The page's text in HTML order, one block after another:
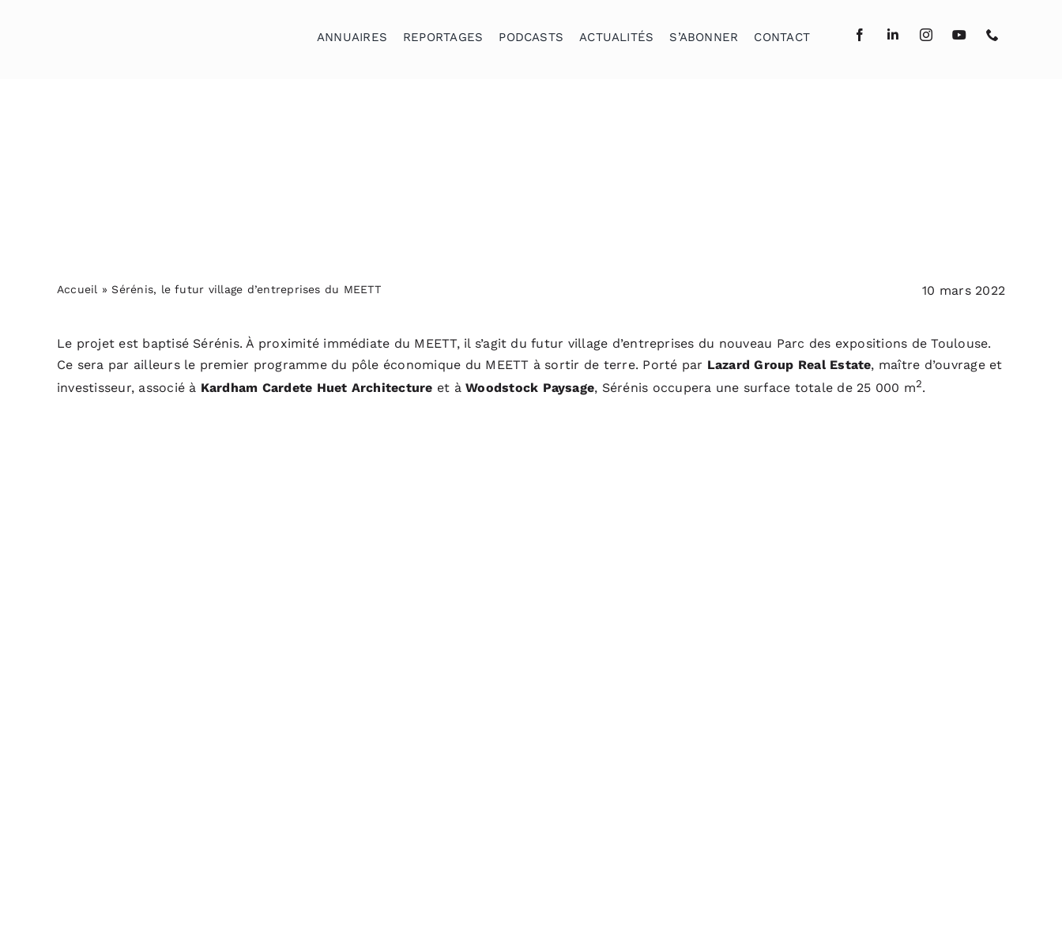
ANNUAIRES REPORTAGES PODCASTS ACTUALITÉS S’ABONNER CONTACT
Accueil »Sérénis, le futur village d’entreprises du MEETT 10 mars 2022
Le projet est baptisé Sérénis. À proximité immédiate du MEETT, il s’agit du futur village d’entreprises du nouveau Parc des expositions de Toulouse.
Ce sera par ailleurs le premier programme du pôle économique du MEETT à sortir de terre. Porté par Lazard Group Real Estate, maître d’ouvrage et
investisseur, associé à Kardham Cardete Huet Architecture et àWoodstock Paysage, Sérénis occupera une surface totale de 25 000 m2.
S’abonner